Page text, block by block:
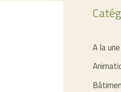
A la une